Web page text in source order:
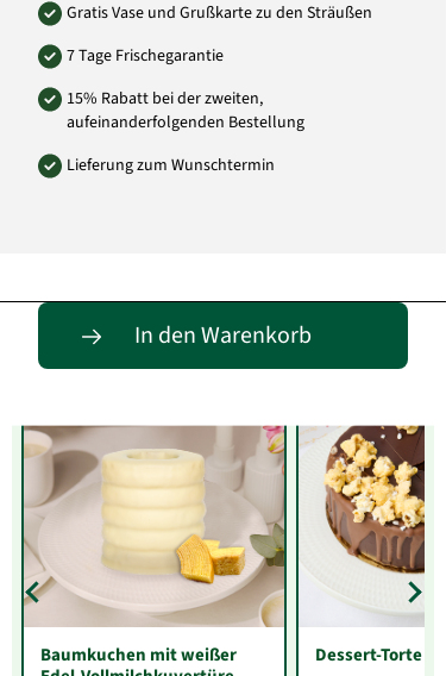
Gratis Vase und Grußkarte zu den Sträußen
7 Tage Frischegarantie
15% Rabatt bei der zweiten,
aufeinanderfolgenden Bestellung
Lieferung zum Wunschtermin
In den Warenkorb
Entdecke passende Alternativen
Baumkuchen mit weißer
Dessert-Torte